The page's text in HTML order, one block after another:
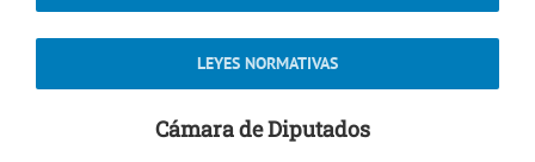
LEYES NORMATIVAS
Cámara de Diputados